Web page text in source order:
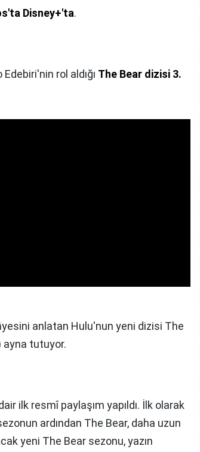
Disney+'ta.
rol aldığı The Bear dizisi 3.
anlatan Hulu'nun yeni dizisi The
ayna tutuyor.
ilk resmî paylaşım yapıldı. İlk olarak
ardından The Bear, daha uzun
yeni The Bear sezonu, yazın